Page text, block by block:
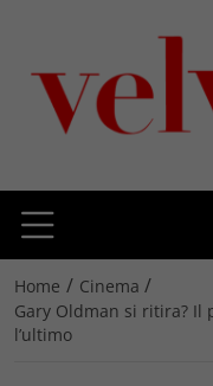
Home / Cinema /
Gary Oldman si ritira? Il
l’ultimo